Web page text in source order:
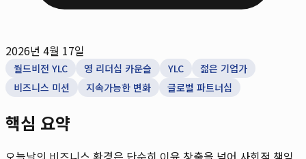
2026년 4월 17일
월드비전 YLC 영 리더십 카운슬 YLC
젊은 기업가
비즈니스 미션
지속가능한 변화 글로벌 파트너십
핵심 요약